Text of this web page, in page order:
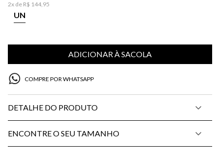
2x de R$ 144,95
UN
ADICIONAR À SACOLA
COMPRE POR WHATSAPP
DETALHE DO PRODUTO
ENCONTRE O SEU TAMANHO